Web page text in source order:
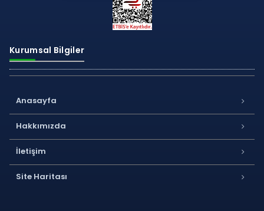
Kurumsal Bilgiler
Anasayfa
Hakkımızda
İletişim
Site Haritası